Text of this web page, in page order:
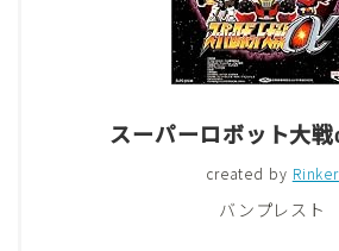
スーパーロボット大
created by Rinker
バンプレスト